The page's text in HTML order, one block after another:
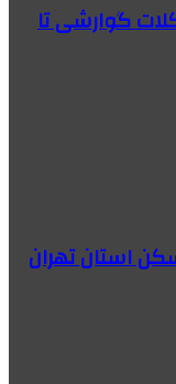
گوارشی تا
استان تهران